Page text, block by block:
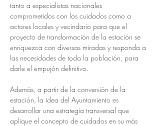
tanto a especialistas nacionales
comprometidos con los cuidados como a
actores locales y vecindario para que el
proyecto de transformación de la estación se
enriquezca con diversas miradas y responda a
las necesidades de toda la población, para
darle el empujón definitivo.
Además, a partir de la conversión de la
estación, la idea del Ayuntamiento es
desarrollar una estrategia transversal que
aplique el concepto de cuidados en su más